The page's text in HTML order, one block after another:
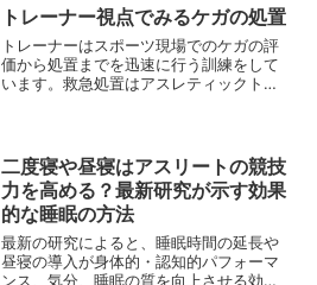
ワ足関節ルール、MRI/エコーの位置づけ
を整理。さらにRICE、冷却・圧迫、
NSAIDs、電気刺激や温熱のエビデンスま
で、現場で迷わない急性期の“型”を解説
します。
トレーナー視点でみるケガの処置
トレーナーはスポーツ現場でのケガの評
価から処置までを迅速に行う訓練をして
います。救急処置はアスレティックトレ
鑑別、必要な処置を行います。今回は救
急対応中にトレーナーがどんなことを考
えながら対応しているのかを紹介しま
す。
二度寝や昼寝はアスリートの競技
力を高める？最新研究が示す効果
的な睡眠の方法
最新の研究によると、睡眠時間の延長や
昼寝の導入が身体的・認知的パフォーマ
ンス、気分、睡眠の質を向上させる効果